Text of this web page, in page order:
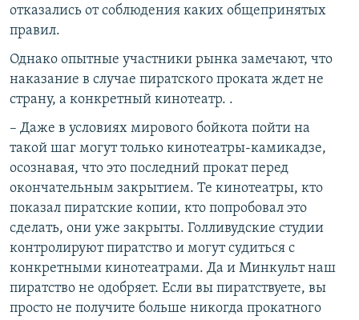
отказались от соблюдения каких общепринятых
правил.
Однако опытные участники рынка замечают, что
наказание в случае пиратского проката ждет не
страну, а конкретный кинотеатр. .
– Даже в условиях мирового бойкота пойти на
такой шаг могут только кинотеатры-камикадзе,
осознавая, что это последний прокат перед
окончательным закрытием. Те кинотеатры, кто
показал пиратские копии, кто попробовал это
сделать, они уже закрыты. Голливудские студии
контролируют пиратство и могут судиться с
конкретными кинотеатрами. Да и Минкульт наш
пиратство не одобряет. Если вы пиратствуете, вы
просто не получите больше никогда прокатного